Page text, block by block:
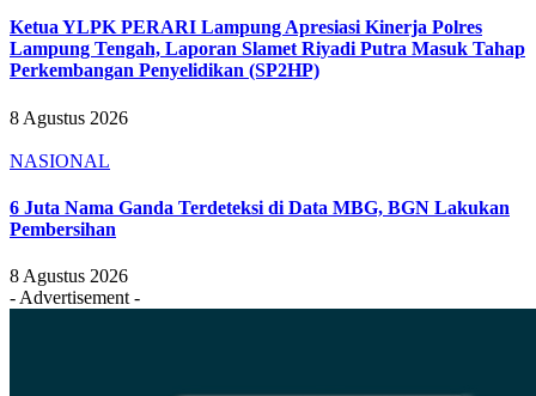
Ketua YLPK PERARI Lampung Apresiasi Kinerja Polres
Lampung Tengah, Laporan Slamet Riyadi Putra Masuk Tahap
Perkembangan Penyelidikan (SP2HP)
8 Agustus 2026
NASIONAL
6 Juta Nama Ganda Terdeteksi di Data MBG, BGN Lakukan
Pembersihan
8 Agustus 2026
- Advertisement -